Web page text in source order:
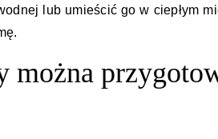
lub umieścić go w ciepłym
można